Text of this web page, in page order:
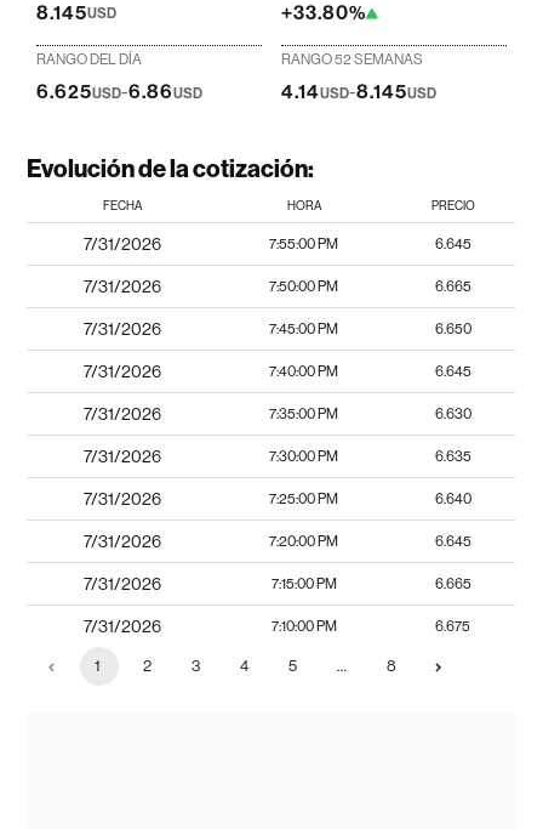
8.145USD +33.80%
RANGO DEL DÍA
6.625USD-6.86USD
RANGO 52 SEMANAS
4.14USD-8.145USD
Evolución de la cotización:
FECHA HORA PRECIO
7/31/2026 7:55:00 PM 6.645
7/31/2026 7:50:00 PM 6.665
7/31/2026 7:45:00 PM 6.650
7/31/2026 7:40:00 PM 6.645
7/31/2026 7:35:00 PM 6.630
7/31/2026 7:30:00 PM 6.635
7/31/2026 7:25:00 PM 6.640
7/31/2026 7:20:00 PM 6.645
7/31/2026 7:15:00 PM 6.665
7/31/2026 7:10:00 PM 6.675
1 2 3 4 5 … 8